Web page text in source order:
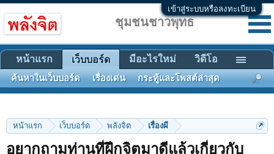
เข้าสู่ระบบหรือลงทะเบียน
หน้าแรก เว็บบอร์ด พลังจิต เรื่องผี
อยากถามท่านที่ฝึกจิตมาดีแล้วเกี่ยวกับ
ชุมชนชาวพุทธ
หน้าแรก เว็บบอร์ด
ค้นหาในเว็บบอร์ด เรื่องเด่น กระทู้และโพสต์ล่าสุด
มีอะไรใหม่ วิดีโอ